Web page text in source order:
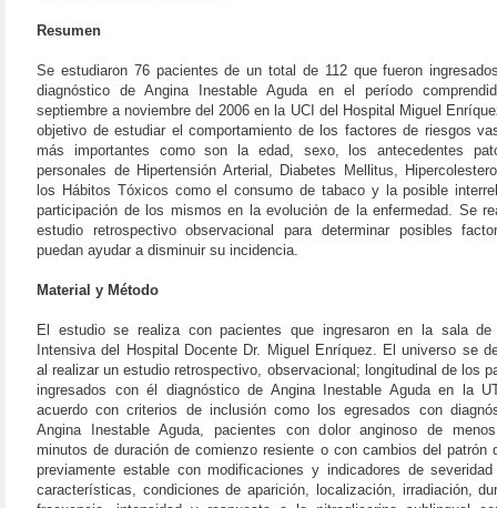
Resumen
Se estudiaron 76 pacientes de un total de 112 que fueron
diagnóstico de Angina Inestable Aguda en el período
septiembre a noviembre del 2006 en la UCI del Hospital Miguel
objetivo de estudiar el comportamiento de los factores de riesgos
más importantes como son la edad, sexo, los antecedentes
personales de Hipertensión Arterial, Diabetes Mellitus,
los Hábitos Tóxicos como el consumo de tabaco y la posible
participación de los mismos en la evolución de la enfermedad. Se
estudio retrospectivo observacional para determinar posibles
puedan ayudar a disminuir su incidencia.
Material y Método
El estudio se realiza con pacientes que ingresaron en la sala de
Intensiva del Hospital Docente Dr. Miguel Enríquez. El universo se
al realizar un estudio retrospectivo, observacional; longitudinal de los
ingresados con él diagnóstico de Angina Inestable Aguda en la
acuerdo con criterios de inclusión como los egresados con
Angina Inestable Aguda, pacientes con dolor anginoso de
minutos de duración de comienzo resiente o con cambios del patrón
previamente estable con modificaciones y indicadores de
características, condiciones de aparición, localización, irradiación,